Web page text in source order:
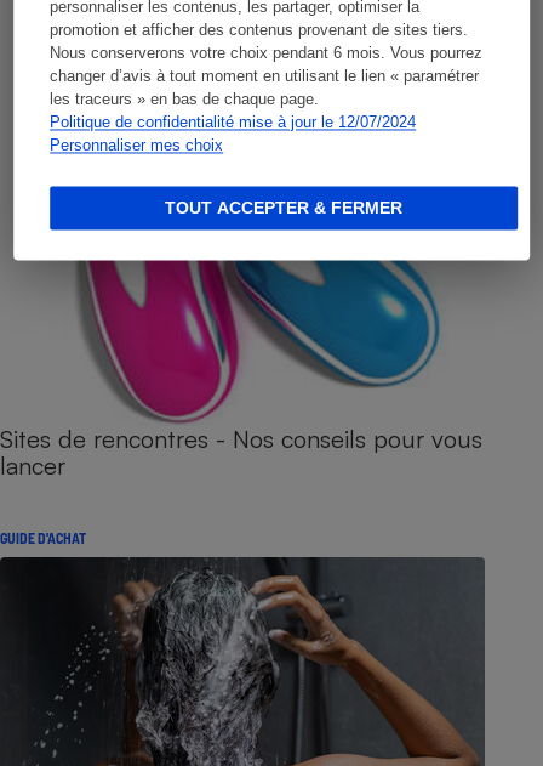
personnaliser les contenus, les partager, optimiser la
promotion et afficher des contenus provenant de sites tiers.
Nous conserverons votre choix pendant 6 mois. Vous pourrez
changer d’avis à tout moment en utilisant le lien « paramétrer
les traceurs » en bas de chaque page.
Politique de confidentialité mise à jour le 12/07/2024
Personnaliser mes choix
TOUT ACCEPTER & FERMER
Sites de rencontres - Nos conseils pour vous
lancer
GUIDE D'ACHAT